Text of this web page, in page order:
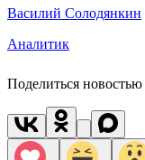
Василий Солодянкин
Аналитик
Поделиться новостью